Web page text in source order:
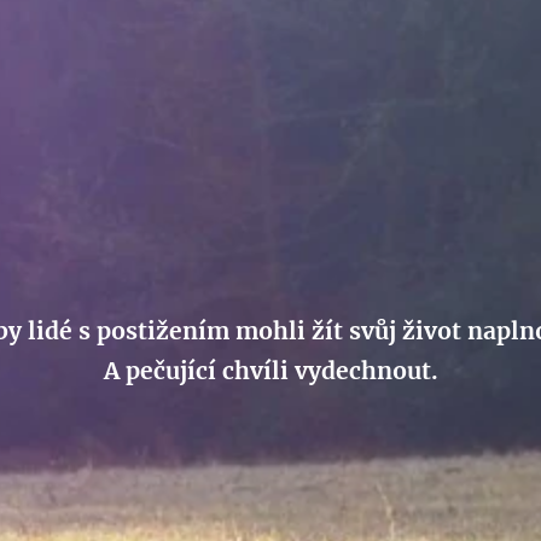
lidé s postižením mohli žít svůj život
A pečující chvíli vydechnout.